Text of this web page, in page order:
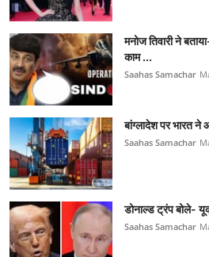
मनोज तिवारी ने
काम ...
Saahas Samachar
बांग्लादेश पर भारत
Saahas Samachar
डोनाल्ड ट्रंप बोले-
Saahas Samachar